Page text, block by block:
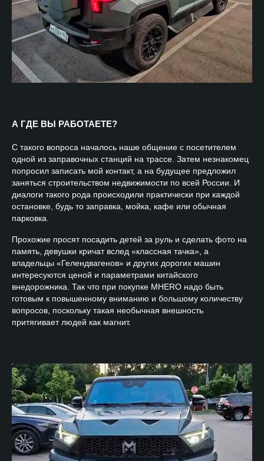
А ГДЕ ВЫ РАБОТАЕТЕ?
С такого вопроса началось наше общение с посетителем
одной из заправочных станций на трассе. Затем незнакомец
попросил записать мой контакт, а на будущее предложил
заняться строительством недвижимости по всей России. И
диалоги такого рода происходили практически при каждой
остановке, будь то заправка, мойка, кафе или обычная
парковка.
Прохожие просят посадить детей за руль и сделать фото на
память, девушки кричат вслед «классная тачка», а
владельцы «Гелендвагенов» и других дорогих машин
интересуются ценой и параметрами китайского
внедорожника. Так что при покупке MHERO надо быть
готовым к повышенному вниманию и большому количеству
вопросов, поскольку такая необычная внешность
притягивает людей как магнит.